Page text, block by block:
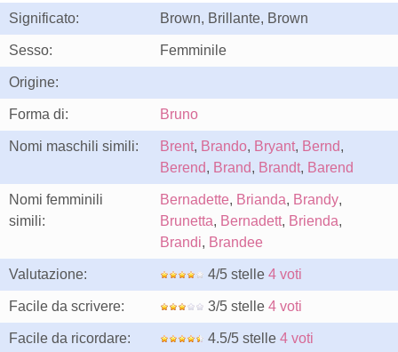
Significato: Brown, Brillante, Brown
Sesso: Femminile
Origine:
Forma di: Bruno
Nomi maschili simili: Brent, Brando, Bryant, Bernd,
Berend, Brand, Brandt, Barend
Nomi femminili
simili:
Bernadette, Brianda, Brandy,
Brunetta, Bernadett, Brienda,
Brandi, Brandee
Valutazione: 4/5 stelle 4 voti
Facile da scrivere: 3/5 stelle 4 voti
Facile da ricordare: 4.5/5 stelle 4 voti